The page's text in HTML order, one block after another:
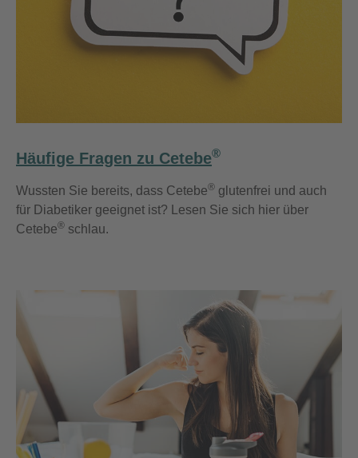
Häufige Fragen zu Cetebe®
Wussten Sie bereits, dass Cetebe® glutenfrei und auch
für Diabetiker geeignet ist? Lesen Sie sich hier über
Cetebe® schlau.